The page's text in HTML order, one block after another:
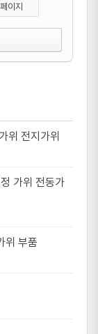
이지
위 전지가위
가위 전동가
위 부품